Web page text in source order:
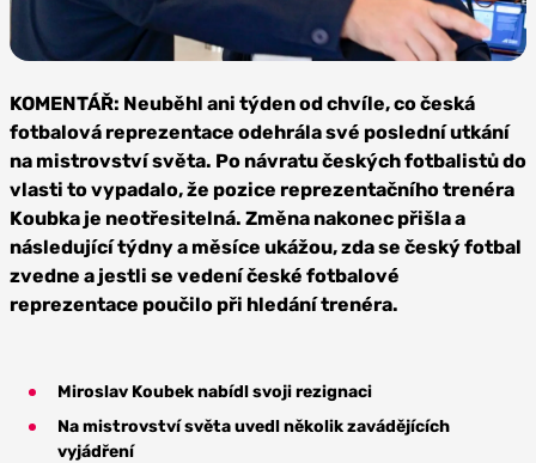
Profimedia
KOMENTÁŘ: Neuběhl ani týden od chvíle, co česká
fotbalová reprezentace odehrála své poslední utkání
na mistrovství světa. Po návratu českých fotbalistů do
vlasti to vypadalo, že pozice reprezentačního trenéra
Koubka je neotřesitelná. Změna nakonec přišla a
následující týdny a měsíce ukážou, zda se český fotbal
zvedne a jestli se vedení české fotbalové
reprezentace poučilo při hledání trenéra.
Miroslav Koubek nabídl svoji rezignaci
Na mistrovství světa uvedl několik zavádějících
vyjádření